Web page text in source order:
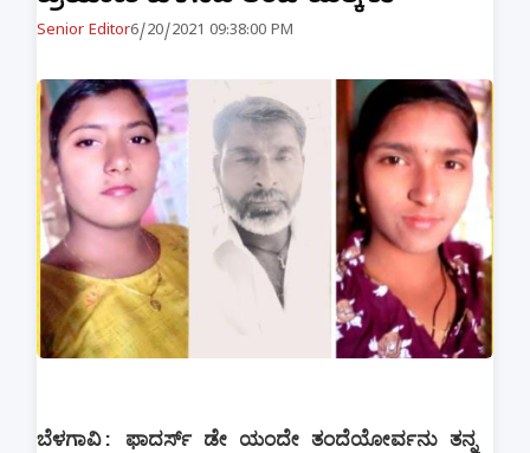
Senior Editor6/20/2021 09:38:00 PM
ಬೆಳಗಾವಿ: ಫಾದರ್ಸ್ ಡೇ ಯಂದೇ ತಂದೆಯೋರ್ವನು ತನ್ನ